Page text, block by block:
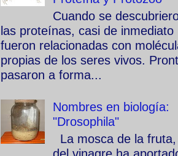
Cuando se
las proteínas, casi de inmediato
fueron relacionadas con
propias de los seres vivos.
pasaron a forma...
Nombres en biología:
"Drosophila"
La mosca de la